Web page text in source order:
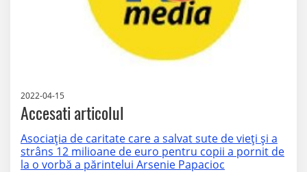
2022-04-15
Accesati articolul
Asociația de caritate care a salvat sute de vieți și a
strâns 12 milioane de euro pentru copii a pornit de
la o vorbă a părintelui Arsenie Papacioc